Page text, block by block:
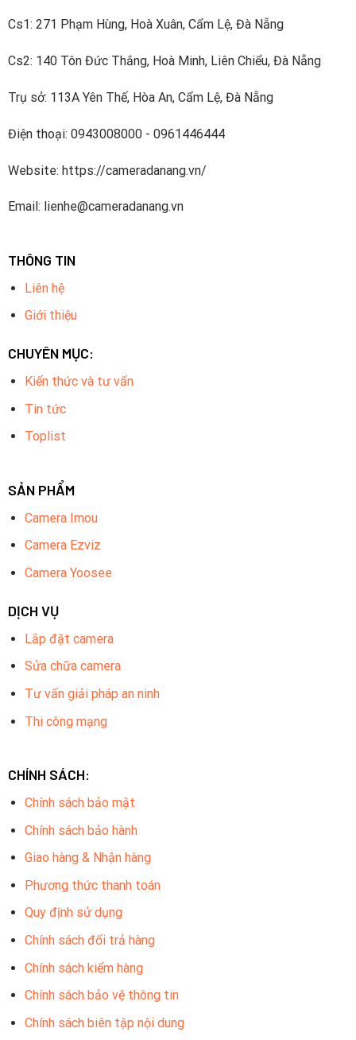
Cs1: 271 Phạm Hùng, Hoà Xuân, Cẩm Lệ, Đà Nẵng
Cs2: 140 Tôn Đức Thắng, Hoà Minh, Liên Chiểu, Đà Nẵng
Trụ sở: 113A Yên Thế, Hòa An, Cẩm Lệ, Đà Nẵng
Điện thoại: 0943008000 - 0961446444
Website: https://cameradanang.vn/
Email: lienhe@cameradanang.vn
THÔNG TIN
Liên hệ
Giới thiệu
CHUYÊN MỤC:
Kiến thức và tư vấn
Tin tức
Toplist
SẢN PHẨM
Camera Imou
Camera Ezviz
Camera Yoosee
DỊCH VỤ
Lắp đặt camera
Sửa chữa camera
Tư vấn giải pháp an ninh
Thi công mạng
CHÍNH SÁCH:
Chính sách bảo mật
Chính sách bảo hành
Giao hàng & Nhận hàng
Phương thức thanh toán
Quy định sử dụng
Chính sách đổi trả hàng
Chính sách kiểm hàng
Chính sách bảo vệ thông tin
Chính sách biên tập nội dung